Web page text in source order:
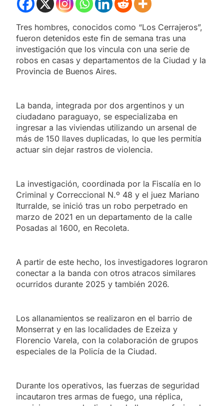
Tres hombres, conocidos como “Los Cerrajeros”,
fueron detenidos este fin de semana tras una
investigación que los vincula con una serie de
robos en casas y departamentos de la Ciudad y la
Provincia de Buenos Aires.
La banda, integrada por dos argentinos y un
ciudadano paraguayo, se especializaba en
ingresar a las viviendas utilizando un arsenal de
más de 150 llaves duplicadas, lo que les permitía
actuar sin dejar rastros de violencia.
La investigación, coordinada por la Fiscalía en lo
Criminal y Correccional N.º 48 y el juez Mariano
Iturralde, se inició tras un robo perpetrado en
marzo de 2021 en un departamento de la calle
Posadas al 1600, en Recoleta.
A partir de este hecho, los investigadores lograron
conectar a la banda con otros atracos similares
ocurridos durante 2025 y también 2026.
Los allanamientos se realizaron en el barrio de
Monserrat y en las localidades de Ezeiza y
Florencio Varela, con la colaboración de grupos
especiales de la Policía de la Ciudad.
Durante los operativos, las fuerzas de seguridad
incautaron tres armas de fuego, una réplica,